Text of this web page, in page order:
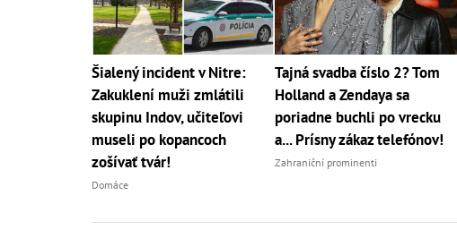
Šialený incident v Nitre:
Zakuklení muži zmlátili
skupinu Indov, učiteľovi
museli po kopancoch
zošívať tvár!
Domáce
Tajná svadba číslo 2? Tom
Holland a Zendaya sa
poriadne buchli po vrecku
a... Prísny zákaz telefónov!
Zahraniční prominenti